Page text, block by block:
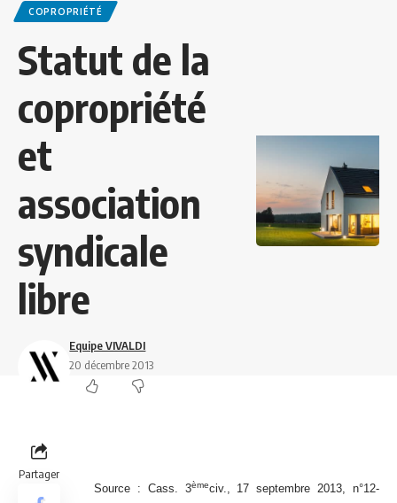
COPROPRIÉTÉ
Statut de la
copropriété
et
association
syndicale
libre
Equipe VIVALDI
20 décembre 2013
Partager
Source : Cass. 3èmeciv., 17 septembre 2013, n°12-